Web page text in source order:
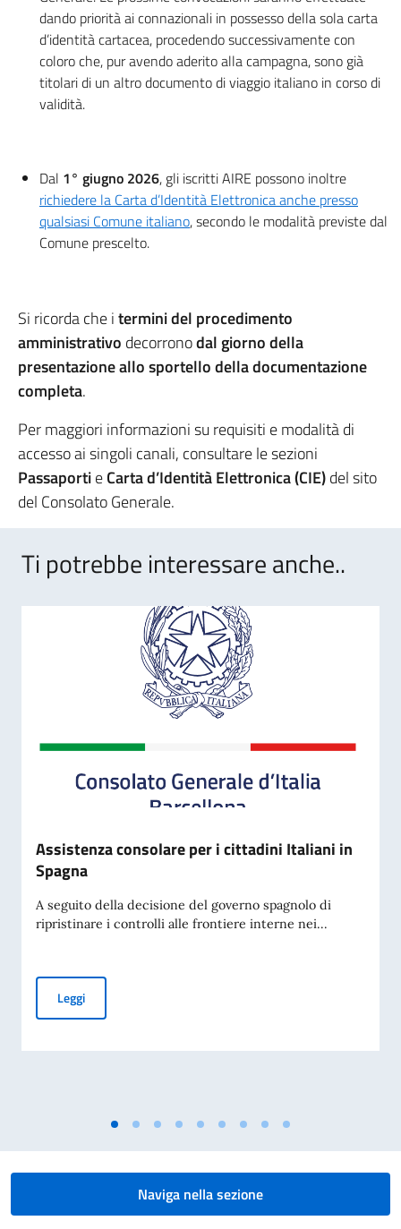
dando priorità ai connazionali in possesso della sola carta
d’identità cartacea, procedendo successivamente con
coloro che, pur avendo aderito alla campagna, sono già
titolari di un altro documento di viaggio italiano in corso di
validità.
Dal 1° giugno 2026, gli iscritti AIRE possono inoltre
richiedere la Carta d’Identità Elettronica anche presso
qualsiasi Comune italiano, secondo le modalità previste dal
Comune prescelto.
Si ricorda che itermini del procedimento
amministrativo decorronodal giorno della
presentazione allo sportello della documentazione
completa.
Per maggiori informazioni su requisiti e modalità di
accesso ai singoli canali, consultare le sezioni
PassaportieCarta d’Identità Elettronica (CIE)del sito
del Consolato Generale.
Ti potrebbe interessare anche..
Assistenza consolare per i cittadini Italiani in
Spagna
A seguito della decisione del governo spagnolo di
ripristinare i controlli alle frontiere interne nei...
LeggiAssistenza consolare per i cittadini Italiani in Spagna
Naviga nella sezione